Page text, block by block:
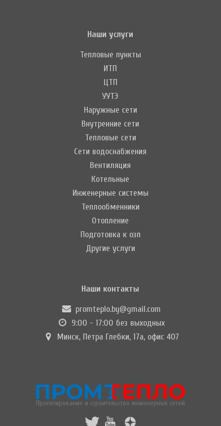
Наши услуги
Тепловые пункты
ИТП
ЦТП
УУТЭ
Наружные сети
Внутренние сети
Тепловые сети
Сети водоснабжения
Вентиляция
Котельные
Инженерные системы
Теплообменники
Отопление
Подготовка к озп
Другие услуги
Наши контакты
promteplo.by@gmail.com
9:00 - 17:00 без выходных
Минск, Петра Глебки, 17а, офис 407
Проектирование и строительство инженерных сетей